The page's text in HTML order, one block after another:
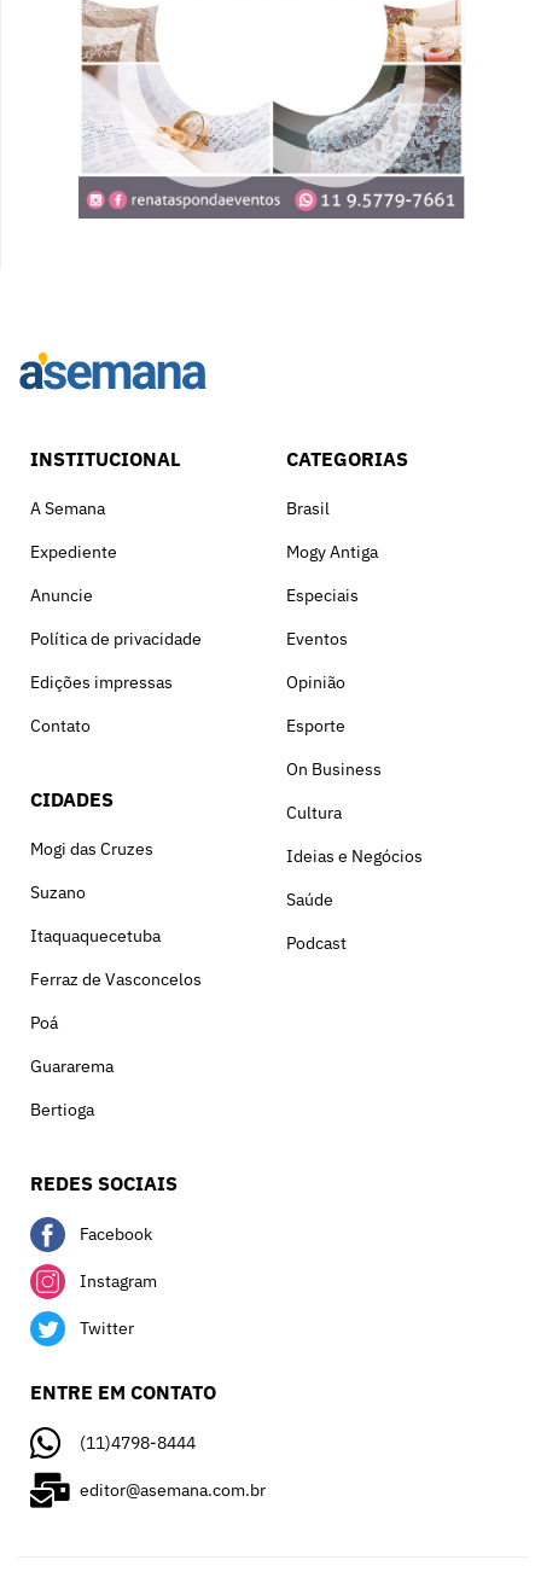
INSTITUCIONAL
A Semana
Expediente
Anuncie
Política de privacidade
Edições impressas
Contato
CIDADES
Mogi das Cruzes
Suzano
Itaquaquecetuba
Ferraz de Vasconcelos
Poá
Guararema
Bertioga
CATEGORIAS
Brasil
Mogy Antiga
Especiais
Eventos
Opinião
Esporte
On Business
Cultura
Ideias e Negócios
Saúde
Podcast
REDES SOCIAIS
Facebook
Instagram
Twitter
ENTRE EM CONTATO
(11)4798-8444
editor@asemana.com.br